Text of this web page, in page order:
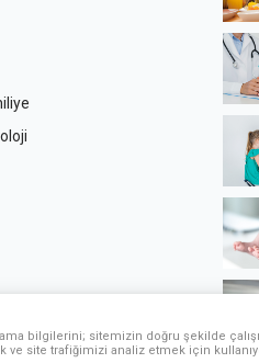
bilgilerini; sitemizin doğru şekilde
ve site trafiğimizi analiz etmek için